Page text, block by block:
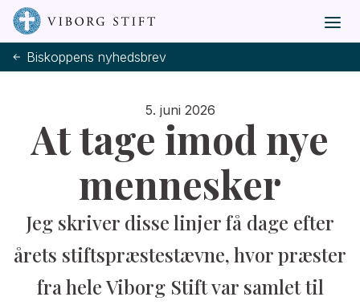
Biskoppens nyhedsbrev
5. juni 2026
At tage imod nye
mennesker
Jeg skriver disse linjer få dage efter
årets stiftspræstestævne, hvor præster
fra hele Viborg Stift var samlet til